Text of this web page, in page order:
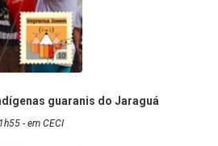
guaranis do Jaraguá
- em CECI